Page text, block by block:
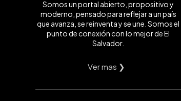
Somos un portal abierto, propositivo y
moderno, pensado para reflejar a un país
que avanza, se reinventa y se une. Somos el
punto de conexión con lo mejor de El
Salvador.
Ver mas ❯